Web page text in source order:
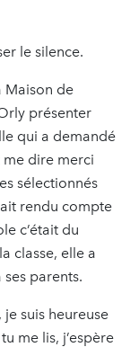
le silence.
Maison de
présenter
qui a demandé
me dire merci
sélectionnés
rendu compte
c’était du
classe, elle a
parents.
suis heureuse
me lis, j’espère